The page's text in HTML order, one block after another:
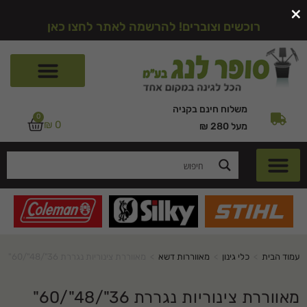
רוכשים וצוברים! להרשמה לאתר לחצו כאן
משלוח חינם בקניה
מעל 280 ₪
₪ 0
0
עמוד הבית כלי גינון מאווררות דשא
מאווררת צינוריות נגררת 36"/48"/60"
×